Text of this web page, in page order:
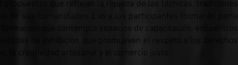
propuestas que reflejan la riqueza de las técnicas, tradiciones
de sus comunidades. Las y los participantes formarán parte
formación que contempla espacios de capacitación, encuentros
de exhibición que promueven el respeto a los derechos
la creatividad artesanal y el comercio justo.